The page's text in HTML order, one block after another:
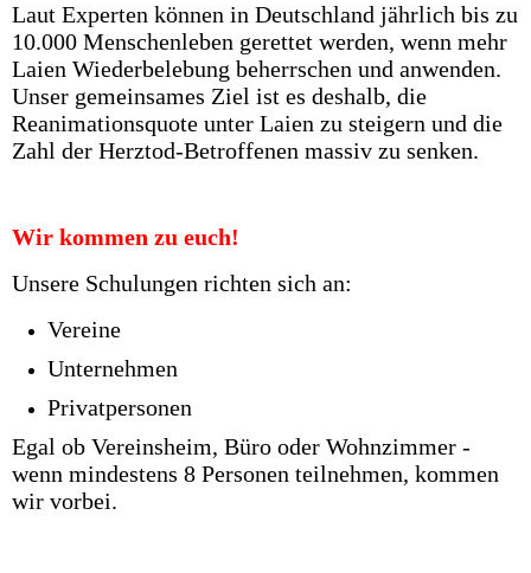
Laut Experten können in Deutschland jährlich bis zu
10.000 Menschenleben gerettet werden, wenn mehr
Laien Wiederbelebung beherrschen und anwenden.
Unser gemeinsames Ziel ist es deshalb, die
Reanimationsquote unter Laien zu steigern und die
Zahl der Herztod-Betroffenen massiv zu senken.
Wir kommen zu euch!
Unsere Schulungen richten sich an:
Vereine
Unternehmen
Privatpersonen
Egal ob Vereinsheim, Büro oder Wohnzimmer -
wenn mindestens 8 Personen teilnehmen, kommen
wir vorbei.